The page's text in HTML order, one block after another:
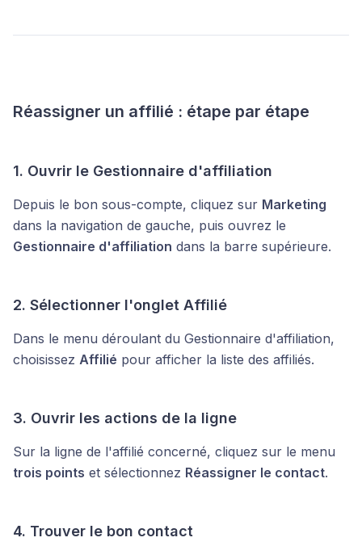
Réassigner un affilié : étape par étape
1. Ouvrir le Gestionnaire d'affiliation
Depuis le bon sous-compte, cliquez sur Marketing
dans la navigation de gauche, puis ouvrez le
Gestionnaire d'affiliation dans la barre supérieure.
2. Sélectionner l'onglet Affilié
Dans le menu déroulant du Gestionnaire d'affiliation,
choisissez Affilié pour afficher la liste des affiliés.
3. Ouvrir les actions de la ligne
Sur la ligne de l'affilié concerné, cliquez sur le menu
trois points et sélectionnez Réassigner le contact.
4. Trouver le bon contact